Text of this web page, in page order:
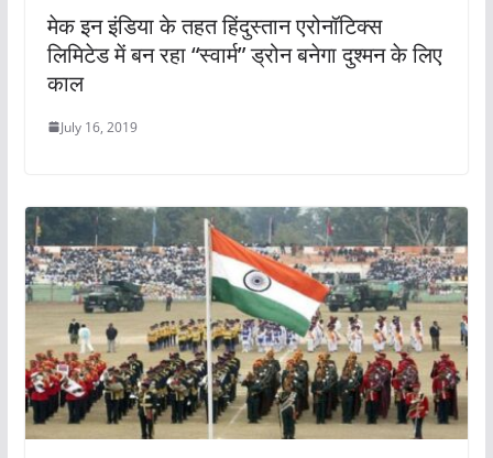
मेक इन इंडिया के तहत हिंदुस्तान एरोनॉटिक्स
लिमिटेड में बन रहा “स्वार्म” ड्रोन बनेगा दुश्मन के लिए
काल
July 16, 2019